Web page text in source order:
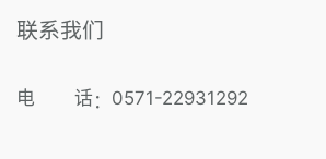
联系我们
电 话 ： 0571-22931292